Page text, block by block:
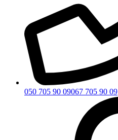
050 705 90 09067 705 90 09